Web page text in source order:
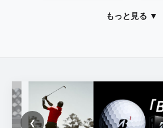
もっと見る ▼
❮